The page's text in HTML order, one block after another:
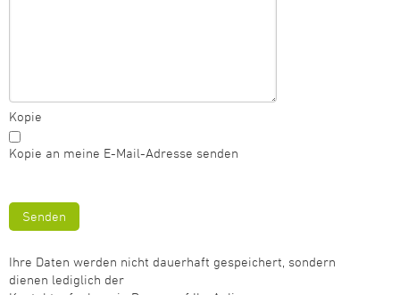
Kopie
Kopie an meine E-Mail-Adresse senden
Senden
Ihre Daten wer­den nicht dauer­haft gespeichert, son­dern
dienen lediglich der